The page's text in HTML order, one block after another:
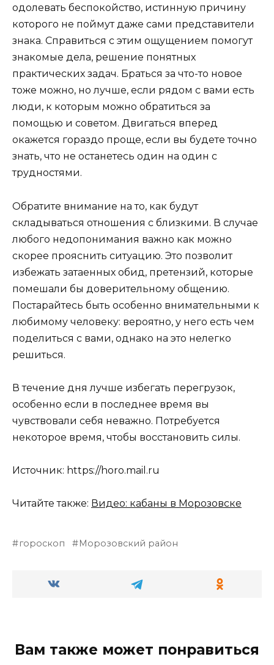
одолевать беспокойство, истинную причину
которого не поймут даже сами представители
знака. Справиться с этим ощущением помогут
знакомые дела, решение понятных
практических задач. Браться за что-то новое
тоже можно, но лучше, если рядом с вами есть
люди, к которым можно обратиться за
помощью и советом. Двигаться вперед
окажется гораздо проще, если вы будете точно
знать, что не останетесь один на один с
трудностями.
Обратите внимание на то, как будут
складываться отношения с близкими. В случае
любого недопонимания важно как можно
скорее прояснить ситуацию. Это позволит
избежать затаенных обид, претензий, которые
помешали бы доверительному общению.
Постарайтесь быть особенно внимательными к
любимому человеку: вероятно, у него есть чем
поделиться с вами, однако на это нелегко
решиться.
В течение дня лучше избегать перегрузок,
особенно если в последнее время вы
чувствовали себя неважно. Потребуется
некоторое время, чтобы восстановить силы.
Источник: https://horo.mail.ru
Читайте также: Видео: кабаны в Морозовске
гороскоп Морозовский район
Вам также может понравиться